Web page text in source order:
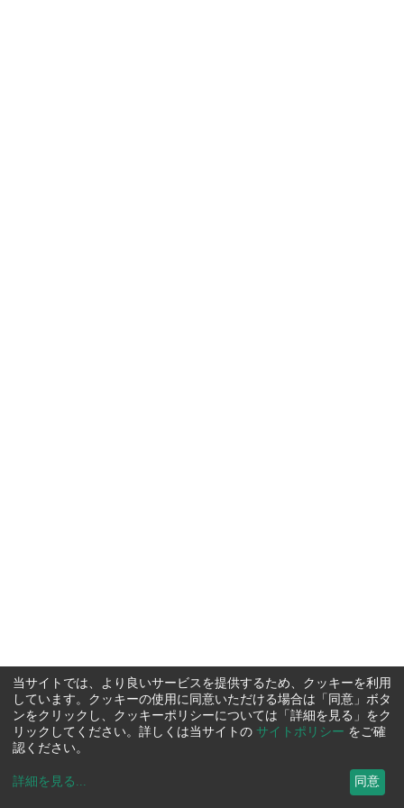
当サイトでは、より良いサービスを提供するため、クッキーを利用
しています。クッキーの使用に同意いただける場合は「同意」ボタ
ンをクリックし、クッキーポリシーについては「詳細を見る」をク
リックしてください。詳しくは当サイトの サイトポリシー をご確
認ください。
詳細を見る ... 同意